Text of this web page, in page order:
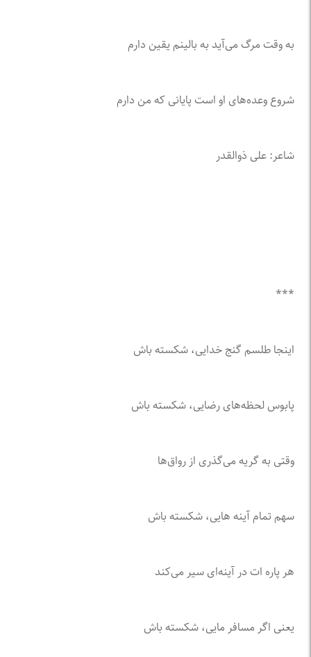
به وقت مرگ می‌آید به بالینم یقین دارم
شروع وعده‌های او است پایانی که من دارم
شاعر: علی ذوالقدر
***
اینجا طلسم گنج خدایی، شکسته باش
پابوس لحظه‌های رضایی، شکسته باش
وقتی به گریه می‌گذری از رواق‌ها
سهم تمام آینه هایی، شکسته باش
هر پاره ات در آینه‌ای سیر می‌کند
یعنی اگر مسافر مایی، شکسته باش